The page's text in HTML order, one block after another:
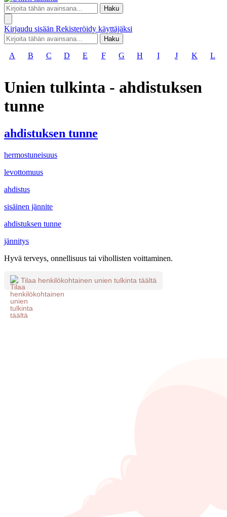
Haku
Kirjaudu sisään Rekisteröidy käyttäjäksi
Haku
A B C D E F G H I J K L
Unien tulkinta - ahdistuksen
tunne
ahdistuksen tunne
hermostuneisuus
levottomuus
ahdistus
sisäinen jännite
ahdistuksen tunne
jännitys
Hyvä terveys, onnellisuus tai vihollisten voittaminen.
Tilaa henkilökohtainen unien tulkinta täältä